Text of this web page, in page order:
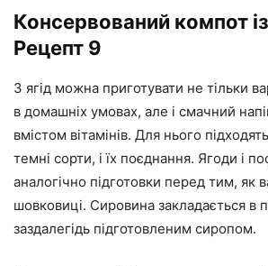
Консервований компот
Рецепт 9
З ягід можна приготувати не тільки
в домашніх умовах, але і смачний
вмістом вітамінів. Для нього підходять
темні сорти, і їх поєднання. Ягоди і
аналогічно підготовки перед тим, як
шовковиці. Сировина закладається в
заздалегідь підготовленим сиропом.